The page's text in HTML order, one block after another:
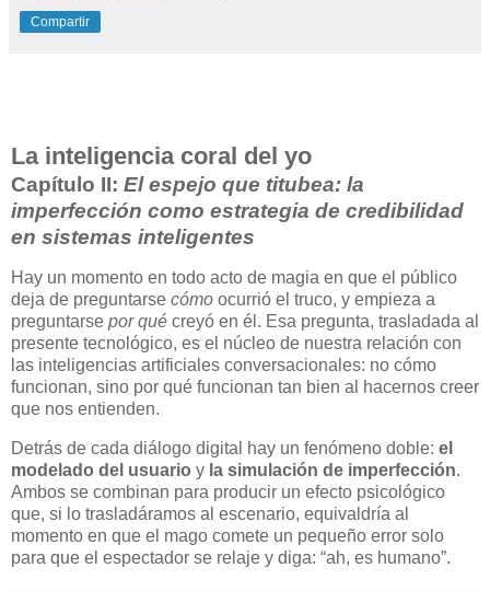
Compartir
La inteligencia coral del yo
Capítulo II: El espejo que titubea: la
imperfección como estrategia de credibilidad
en sistemas inteligentes
Hay un momento en todo acto de magia en que el público
deja de preguntarse cómo ocurrió el truco, y empieza a
preguntarse por qué creyó en él. Esa pregunta, trasladada al
presente tecnológico, es el núcleo de nuestra relación con
las inteligencias artificiales conversacionales: no cómo
funcionan, sino por qué funcionan tan bien al hacernos creer
que nos entienden.
Detrás de cada diálogo digital hay un fenómeno doble: el
modelado del usuario y la simulación de imperfección.
Ambos se combinan para producir un efecto psicológico
que, si lo trasladáramos al escenario, equivaldría al
momento en que el mago comete un pequeño error solo
para que el espectador se relaje y diga: “ah, es humano”.